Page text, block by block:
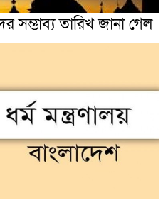
তারিখ জানা গেল